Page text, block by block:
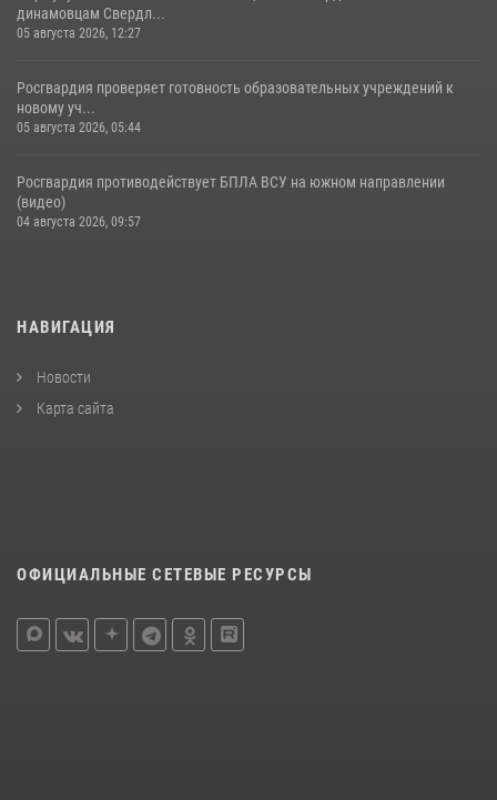
динамовцам Свердл...
05 августа 2026, 12:27
Росгвардия проверяет готовность образовательных учреждений к
новому уч...
05 августа 2026, 05:44
Росгвардия противодействует БПЛА ВСУ на южном направлении
(видео)
04 августа 2026, 09:57
НАВИГАЦИЯ
Новости
Карта сайта
ОФИЦИАЛЬНЫЕ СЕТЕВЫЕ РЕСУРСЫ